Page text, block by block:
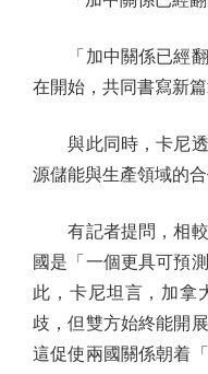
「加中關係已經翻
在開始，共同書寫新篇
與此同時，卡尼透
源儲能與生產領域的
有記者提問，相較
國是「一個更具可預
此，卡尼坦言，加拿
歧，但雙方始終能開
這促使兩國關係朝着